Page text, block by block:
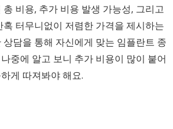
비용, 추가 비용 발생 가능성, 그리고
터무니없이 저렴한 가격을 제시하는
담을 통해 자신에게 맞는 임플란트 종
중에 알고 보니 추가 비용이 많이 붙어
게 따져봐야 해요.